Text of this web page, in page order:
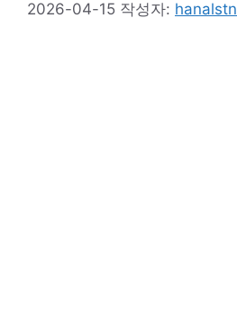
2026-04-15 작성자: hanalstn